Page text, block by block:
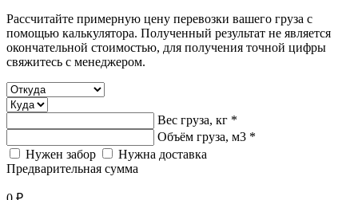
Рассчитайте примерную цену перевозки вашего груза с
помощью калькулятора. Полученный результат не является
окончательной стоимостью, для получения точной цифры
свяжитесь с менеджером.
Вес груза, кг *
Объём груза, м3 *
Нужен забор
Нужна доставка
Предварительная сумма